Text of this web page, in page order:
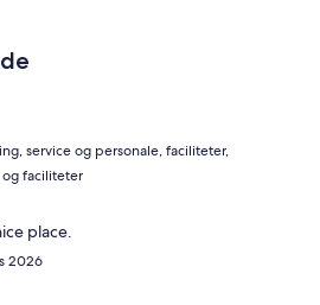
service og personale, faciliteter,
faciliteter
place.
2026